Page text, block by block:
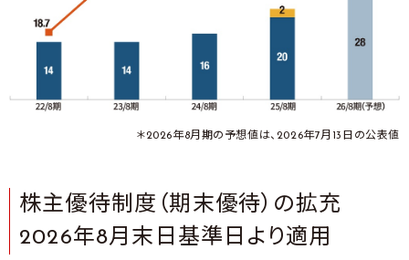
＊2026年8月期の予想値は、2026年7月13日の公表値
株主優待制度（期末優待）の拡充
2026年8月末日基準日より適用